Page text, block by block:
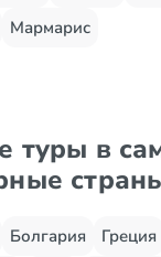
Мармарис
туры в
Болгария Греция